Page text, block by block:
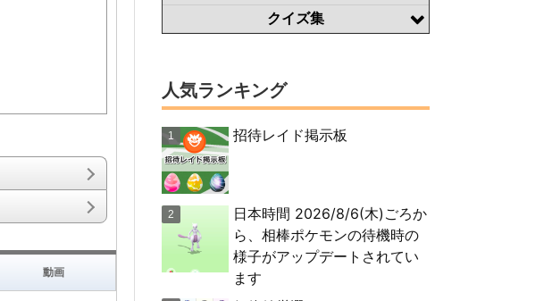
動画
クイズ集
人気ランキング
招待レイド掲示板
日本時間 2026/8/6(木)ごろか
ら、相棒ポケモンの待機時の
様子がアップデートされてい
ます